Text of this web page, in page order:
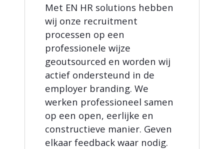
Met EN HR solutions hebben
wij onze recruitment
processen op een
professionele wijze
geoutsourced en worden wij
actief ondersteund in de
employer branding. We
werken professioneel samen
op een open, eerlijke en
constructieve manier. Geven
elkaar feedback waar nodig.